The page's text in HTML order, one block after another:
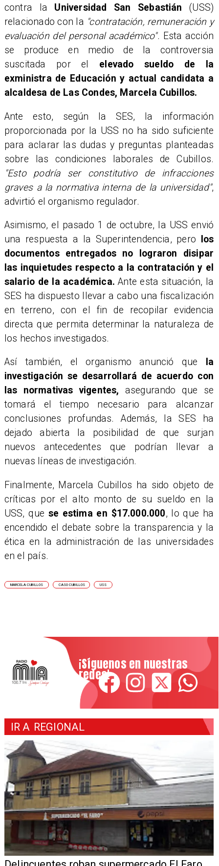
contra la Universidad San Sebastián (USS)
relacionado con la "contratación, remuneración y
evaluación del personal académico". Esta acción
se produce en medio de la controversia
suscitada por el elevado sueldo de la
exministra de Educación y actual candidata a
alcaldesa de Las Condes, Marcela Cubillos.
Ante esto, según la SES, la información
proporcionada por la USS no ha sido suficiente
para aclarar las dudas y preguntas planteadas
sobre las condiciones laborales de Cubillos.
"Esto podría ser constitutivo de infracciones
graves a la normativa interna de la universidad",
advirtió el organismo regulador.
Asimismo, el pasado 1 de octubre, la USS envió
una respuesta a la Superintendencia, pero
los
documentos entregados no lograron disipar
las inquietudes respecto a la contratación y el
salario de la académica.Ante esta situación, la
SES ha dispuesto llevar a cabo una fiscalización
en terreno, con el fin de recopilar evidencia
directa que permita determinar la naturaleza de
los hechos investigados.
Así también, el organismo anunció que
la
investigación se desarrollará de acuerdo con
las normativas vigentes, asegurando que se
tomará el tiempo necesario para alcanzar
conclusiones profundas. Además, la SES ha
dejado abierta la posibilidad de que surjan
nuevos antecedentes que podrían llevar a
nuevas líneas de investigación.
Finalmente, Marcela Cubillos ha sido objeto de
críticas por el alto monto de su sueldo en la
USS, que se estima en $17.000.000, lo que ha
encendido el debate sobre la transparencia y la
ética en la administración de las universidades
en el país.
MARCELA CUBILLOS CASO CUBILLOS USS
¡Síguenos en nuestras
redes!
IR A REGIONAL